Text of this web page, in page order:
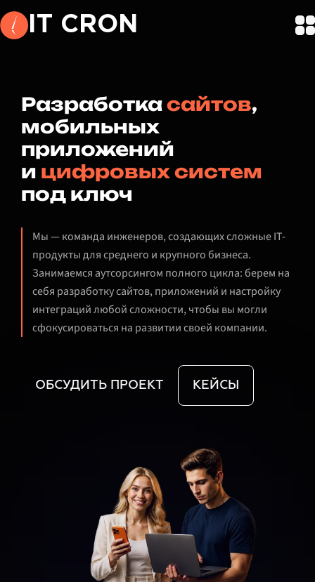
IT CRON
Разработкасайтов,
мобильных
приложений
и цифровых систем
под ключ
Мы — команда инженеров, создающих сложные IT-
продукты для среднего и крупного бизнеса.
Занимаемся аутсорсингом полного цикла: берем на
себя разработку сайтов, приложений и настройку
интеграций любой сложности, чтобы вы могли
сфокусироваться на развитии своей компании.
ОБСУДИТЬ ПРОЕКТ КЕЙСЫ